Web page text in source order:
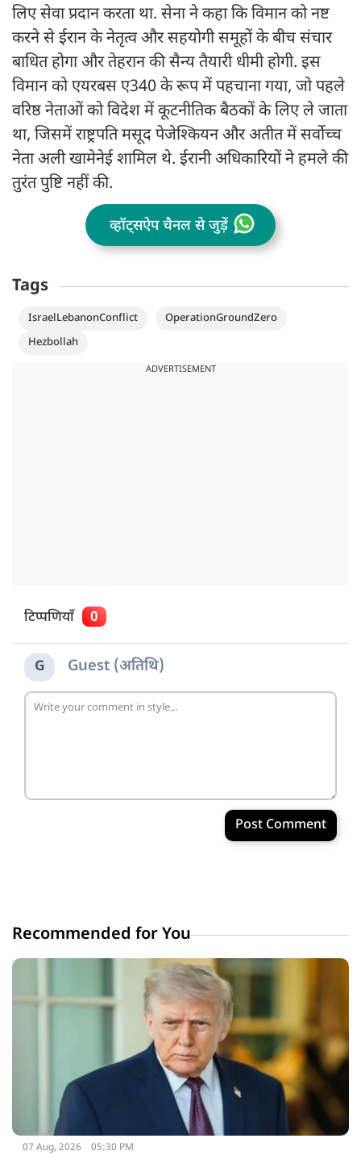
लिए सेवा प्रदान करता था. सेना ने कहा कि विमान को नष्ट
करने से ईरान के नेतृत्व और सहयोगी समूहों के बीच संचार
बाधित होगा और तेहरान की सैन्य तैयारी धीमी होगी. इस
विमान को एयरबस ए340 के रूप में पहचाना गया, जो पहले
वरिष्ठ नेताओं को विदेश में कूटनीतिक बैठकों के लिए ले जाता
था, जिसमें राष्ट्रपति मसूद पेजेश्कियन और अतीत में सर्वोच्च
नेता अली खामेनेई शामिल थे. ईरानी अधिकारियों ने हमले की
तुरंत पुष्टि नहीं की.
व्हॉट्सऐप चैनल से जुड़ें
Tags
IsraelLebanonConflict
OperationGroundZero
Hezbollah
ADVERTISEMENT
टिप्पणियाँ 0
G Guest (अतिथि)
Post Comment
Recommended for You
07 Aug, 2026 05:30 PM